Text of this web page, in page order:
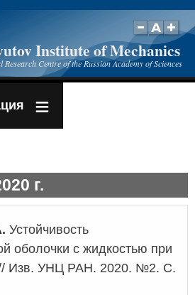
Institute of Mechanics
Research Centre of the Russian Academy of Sciences
г.
Устойчивость
оболочки с жидкостью при
Изв. УНЦ РАН. 2020. №2. С.